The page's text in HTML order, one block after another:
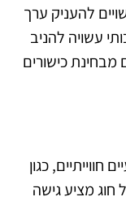
להעניק ערך
עשויה להניב
מבחינת כישורים
כגון
חוג מציע גישה